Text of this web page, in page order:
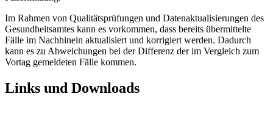
Im Rahmen von Qualitätsprüfungen und Datenaktualisierungen des
Gesundheitsamtes kann es vorkommen, dass bereits übermittelte
Fälle im Nachhinein aktualisiert und korrigiert werden. Dadurch
kann es zu Abweichungen bei der Differenz der im Vergleich zum
Vortag gemeldeten Fälle kommen.
Links und Downloads